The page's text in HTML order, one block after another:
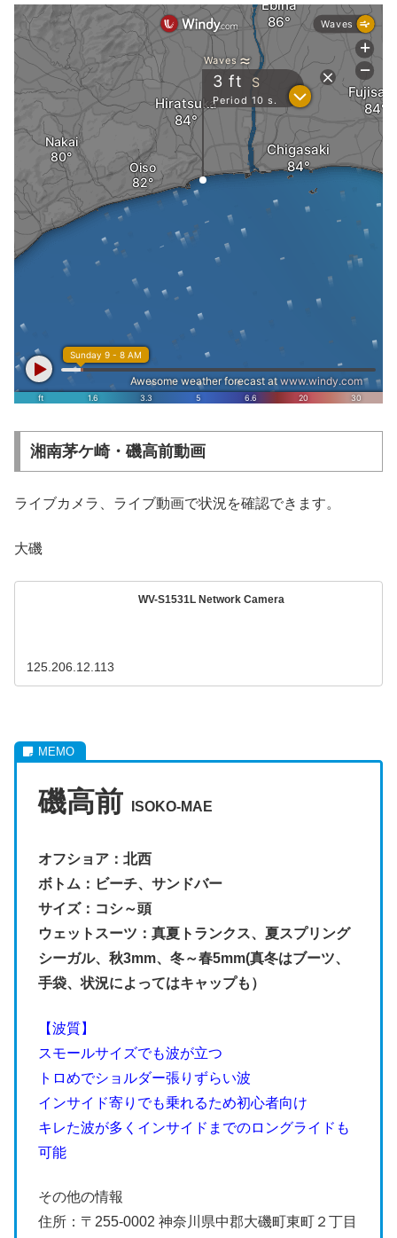
湘南茅ケ崎・磯高前動画
ライブカメラ、ライブ動画で状況を確認できます。
大磯
WV-S1531L Network Camera
125.206.12.113
磯高前 ISOKO-MAE
オフショア：北西
ボトム：ビーチ、サンドバー
サイズ：コシ～頭
ウェットスーツ：真夏トランクス、夏スプリング
シーガル、秋3mm、冬～春5mm(真冬はブーツ、
手袋、状況によってはキャップも）
【波質】
スモールサイズでも波が立つ
トロめでショルダー張りずらい波
インサイド寄りでも乗れるため初心者向け
キレた波が多くインサイドまでのロングライドも
可能
その他の情報
住所：〒255-0002 神奈川県中郡大磯町東町２丁目